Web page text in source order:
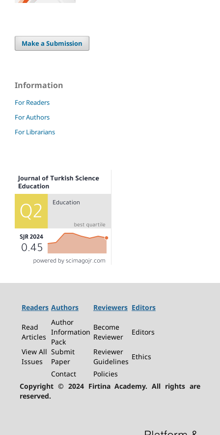
Make a Submission
Information
For Readers
For Authors
For Librarians
Readers Authors Reviewers Editors
Read
Articles
Author
Information
Pack
Become
Reviewer
Editors
View All
Issues
Submit
Paper
Reviewer
Guidelines
Ethics
Contact
Policies
Copyright © 2024 Firtina Academy. All rights are
reserved.